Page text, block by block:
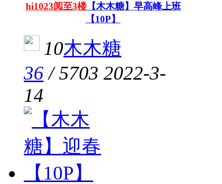
hi1023阅至3楼【木木糖】早高峰上班
【10P】
10木木糖
36 /5703 2022-3-
14